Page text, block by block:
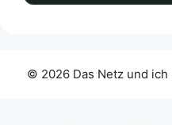
© 2026 Das Netz und ich